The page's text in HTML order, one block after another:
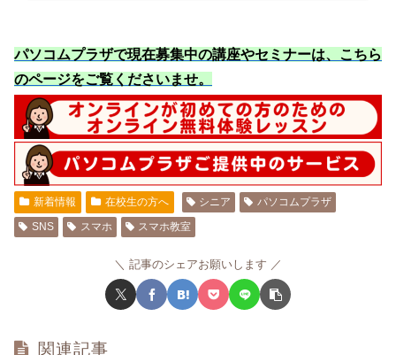
パソコムプラザで現在募集中の講座やセミナーは、こちら
のページをご覧くださいませ。
新着情報 在校生の方へ シニア
パソコムプラザ
SNS
スマホ スマホ教室
記事のシェアお願いします
関連記事